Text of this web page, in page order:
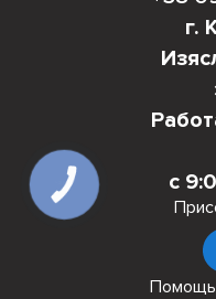
г.
с
Помощь
КНОПКА
СВЯЗИ